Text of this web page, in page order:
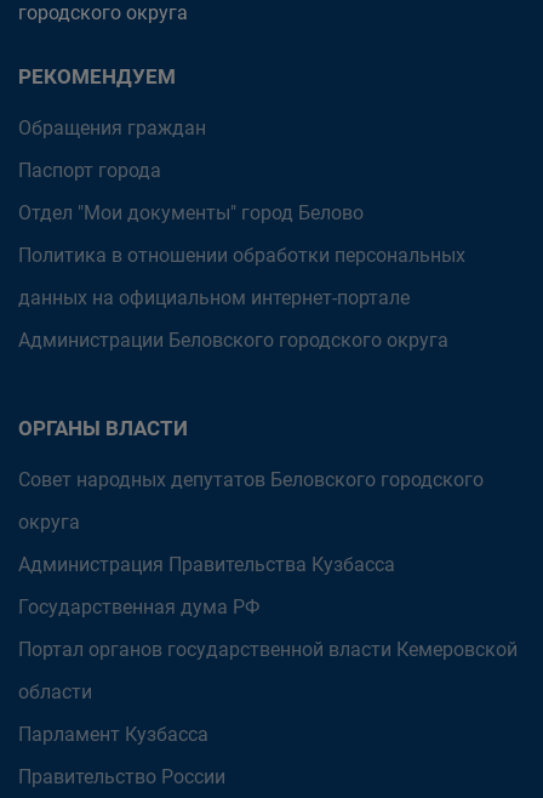
городского округа
РЕКОМЕНДУЕМ
Обращения граждан
Паспорт города
Отдел "Мои документы" город Белово
Политика в отношении обработки персональных
данных на официальном интернет-портале
Администрации Беловского городского округа
ОРГАНЫ ВЛАСТИ
Совет народных депутатов Беловского городского
округа
Администрация Правительства Кузбасса
Государственная дума РФ
Портал органов государственной власти Кемеровской
области
Парламент Кузбасса
Правительство России